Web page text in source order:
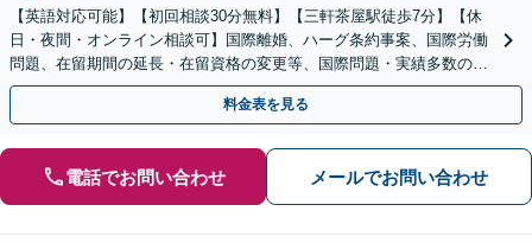
【英語対応可能】【初回相談30分無料】【三軒茶屋駅徒歩7分】【休
日・夜間・オンライン相談可】国際離婚、ハーグ条約事案、国際労働
問題、在留期間の延長・在留資格の変更等、国際問題・実績多数の弁
護士が、解決へ向けて尽力いたします
料金表を見る
電話でお問い合わせ メールでお問い合わせ